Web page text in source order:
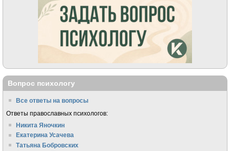
Вопрос психологу
Все ответы на вопросы
Ответы православных психологов:
Никита Яночкин
Екатерина Усачева
Татьяна Бобровских